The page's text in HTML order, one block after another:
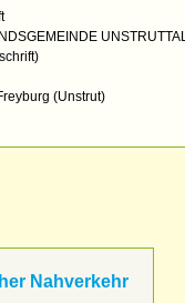
UNSTRUTTAL
(Unstrut)
Nahverkehr